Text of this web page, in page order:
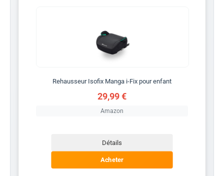
Rehausseur Isofix Manga i-Fix pour enfant
29,99 €
Amazon
Détails
Acheter